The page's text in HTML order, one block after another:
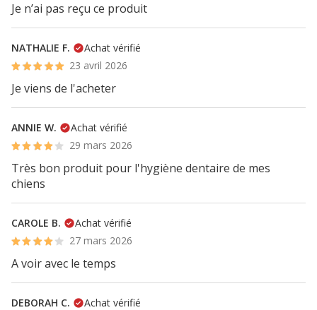
Je n’ai pas reçu ce produit
NATHALIE F.
Achat vérifié
23 avril 2026
Je viens de l'acheter
ANNIE W.
Achat vérifié
29 mars 2026
Très bon produit pour l'hygiène dentaire de mes
chiens
CAROLE B.
Achat vérifié
27 mars 2026
A voir avec le temps
DEBORAH C.
Achat vérifié